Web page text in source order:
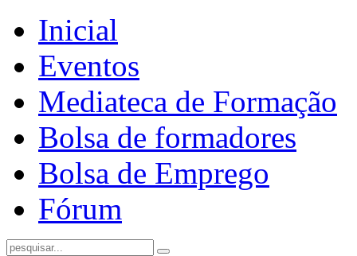
Inicial
Eventos
Mediateca de Formação
Bolsa de formadores
Bolsa de Emprego
Fórum